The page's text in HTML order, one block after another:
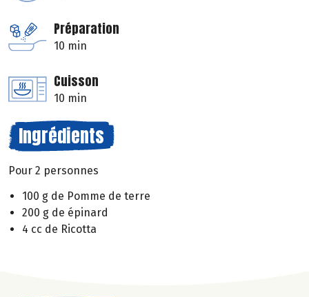
Préparation
10 min
Cuisson
10 min
Ingrédients
Pour 2 personnes
100 g de Pomme de terre
200 g de épinard
4 cc de Ricotta